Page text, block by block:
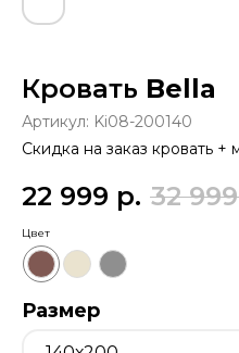
Кровать Bella
Артикул: Ki08-200140
22 999 р. 32 999
Цвет
Размер